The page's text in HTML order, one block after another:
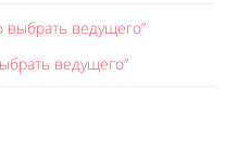
ведущего”